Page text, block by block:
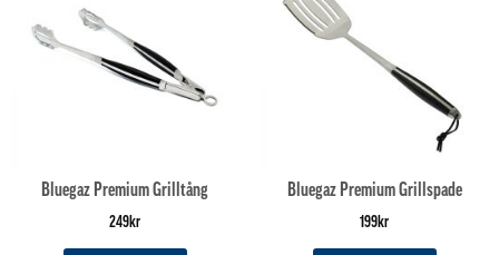
Bluegaz Premium Grilltång
249kr
Bluegaz Premium Grillspade
199kr